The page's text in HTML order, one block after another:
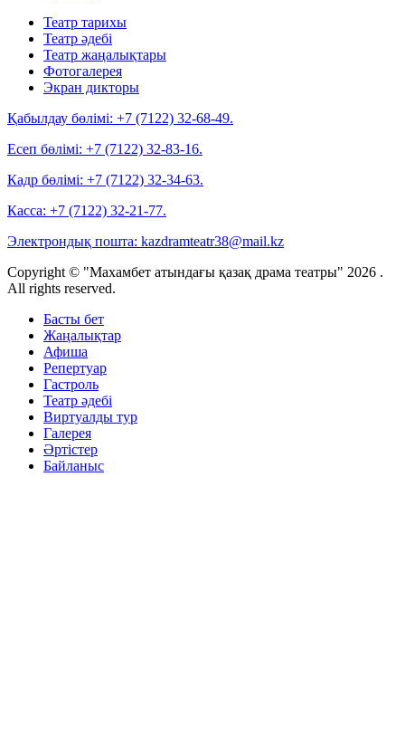
Театр тарихы
Театр әдебі
Театр жаңалықтары
Фотогалерея
Экран дикторы
Қабылдау бөлімі: +7 (7122) 32-68-49.
Есеп бөлімі: +7 (7122) 32-83-16.
Кадр бөлімі: +7 (7122) 32-34-63.
Касса: +7 (7122) 32-21-77.
Электрондық пошта: kazdramteatr38@mail.kz
Copyright © "Махамбет атындағы қазақ драма театры" 2026 .
All rights reserved.
Басты бет
Жаңалықтар
Афиша
Репертуар
Гастроль
Театр әдебі
Виртуалды тур
Галерея
Әртістер
Байланыс